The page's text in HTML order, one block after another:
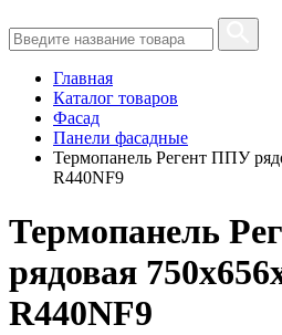
Главная
Каталог товаров
Фасад
Панели фасадные
Термопанель Регент ППУ
R440NF9
Термопанель
рядовая
R440NF9